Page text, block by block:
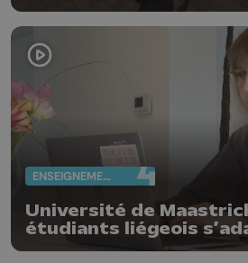
ENSEIGNEMENT
Université de
étudiants liégeois